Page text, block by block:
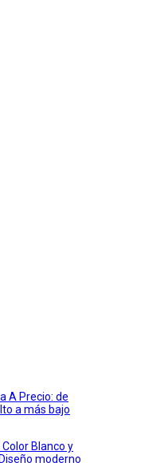
A Precio: de
a más bajo